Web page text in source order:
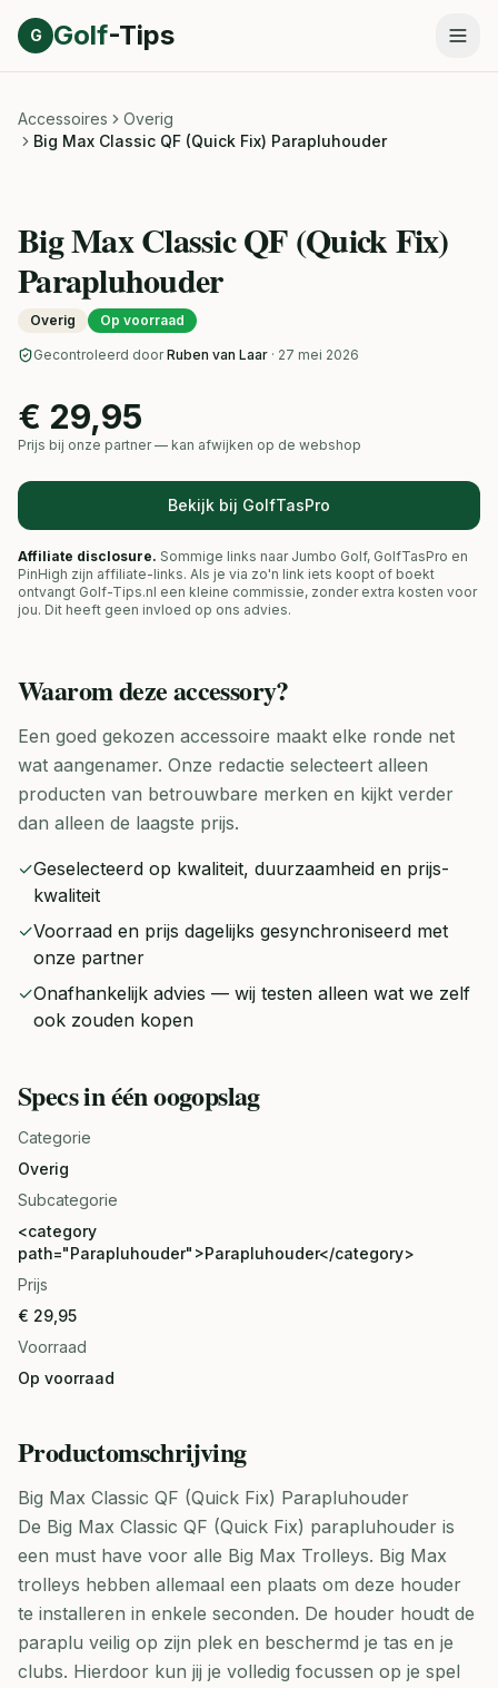
Direct naar inhoud
G Golf-Tips
Accessoires
Overig
Big Max Classic QF (Quick Fix) Parapluhouder
Big Max Classic QF (Quick Fix)
Parapluhouder
Overig Op voorraad
Gecontroleerd door Ruben van Laar · 27 mei 2026
€ 29,95
Prijs bij onze partner — kan afwijken op de webshop
Bekijk bij GolfTasPro
Affiliate disclosure. Sommige links naar Jumbo Golf, GolfTasPro en
PinHigh zijn affiliate-links. Als je via zo'n link iets koopt of boekt
ontvangt Golf-Tips.nl een kleine commissie, zonder extra kosten voor
jou. Dit heeft geen invloed op ons advies.
Waarom dezeaccessory?
Een goed gekozen accessoire maakt elke ronde net
wat aangenamer. Onze redactie selecteert alleen
producten van betrouwbare merken en kijkt verder
dan alleen de laagste prijs.
✓Geselecteerd op kwaliteit, duurzaamheid en prijs-
kwaliteit
✓Voorraad en prijs dagelijks gesynchroniseerd met
onze partner
✓Onafhankelijk advies — wij testen alleen wat we zelf
ook zouden kopen
Specs in één oogopslag
Categorie
Overig
Subcategorie
<category
path="Parapluhouder">Parapluhouder</category>
Prijs
€ 29,95
Voorraad
Op voorraad
Productomschrijving
Big Max Classic QF (Quick Fix) Parapluhouder
De Big Max Classic QF (Quick Fix) parapluhouder is
een must have voor alle Big Max Trolleys. Big Max
trolleys hebben allemaal een plaats om deze houder
te installeren in enkele seconden. De houder houdt de
paraplu veilig op zijn plek en beschermd je tas en je
clubs. Hierdoor kun jij je volledig focussen op je spel